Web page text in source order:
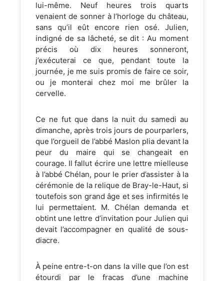
lui-même. Neuf heures trois quarts
venaient de sonner à l’horloge du château,
sans qu’il eût encore rien osé. Julien,
indigné de sa lâcheté, se dit : Au moment
précis où dix heures sonneront,
j’exécuterai ce que, pendant toute la
journée, je me suis promis de faire ce soir,
ou je monterai chez moi me brûler la
cervelle.
Ce ne fut que dans la nuit du samedi au
dimanche, après trois jours de pourparlers,
que l’orgueil de l’abbé Maslon plia devant la
peur du maire qui se changeait en
courage. Il fallut écrire une lettre mielleuse
à l’abbé Chélan, pour le prier d’assister à la
cérémonie de la relique de Bray-le-Haut, si
toutefois son grand âge et ses infirmités le
lui permettaient. M. Chélan demanda et
obtint une lettre d’invitation pour Julien qui
devait l’accompagner en qualité de sous-
diacre.
À peine entre-t-on dans la ville que l’on est
étourdi par le fracas d’une machine